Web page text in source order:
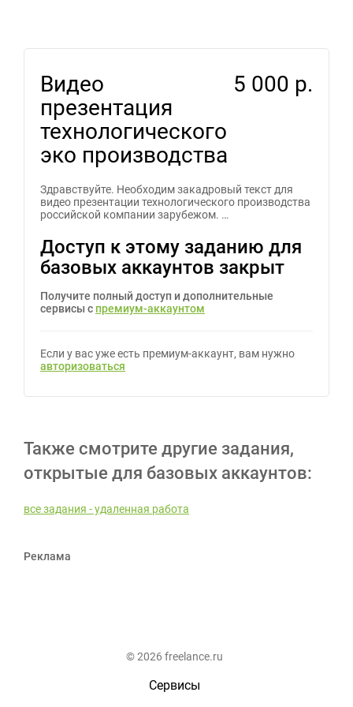
Видео
презентация
технологического
эко производства
5 000 р.
Здравствуйте. Необходим закадровый текст для
видео презентации технологического производства
российской компании зарубежом. …
Доступ к этому заданию для
базовых аккаунтов закрыт
Получите полный доступ и дополнительные
сервисы с премиум-аккаунтом
Если у вас уже есть премиум-аккаунт, вам нужно
авторизоваться
Также смотрите другие задания,
открытые для базовых аккаунтов:
все задания - удаленная работа
Реклама
© 2026 freelance.ru
Сервисы